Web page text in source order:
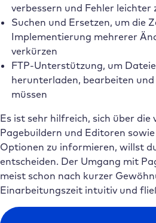
verbessern und Fehler leichter
Suchen und Ersetzen, um die
Implementierung mehrerer
verkürzen
FTP-Unterstützung, um
herunterladen, bearbeiten
müssen
Es ist sehr hilfreich, sich über die
Pagebuildern und Editoren
Optionen zu informieren, willst
entscheiden. Der Umgang mit
meist schon nach kurzer
Einarbeitungszeit intuitiv und